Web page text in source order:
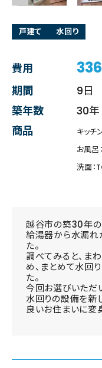
戸建て 水回り
費用
期間
9日
築年数
30年
商品
キッチ
お風呂
洗面：
越谷市の築30年の
給湯器から水漏れ
た。
調べてみると、ま
め、まとめて水回
た。
今回お選びいただ
水回りの設備を新
良いお住まいに変